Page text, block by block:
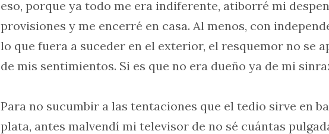
eso, porque ya todo me era indiferente, atiborré mi
provisiones y me encerré en casa. Al menos, con
lo que fuera a suceder en el exterior, el resquemor no se
de mis sentimientos. Si es que no era dueño ya de mi
Para no sucumbir a las tentaciones que el tedio sirve en
plata, antes malvendí mi televisor de no sé cuántas